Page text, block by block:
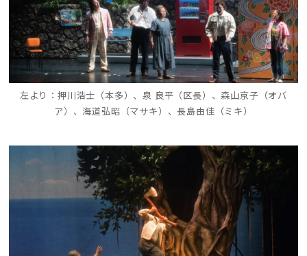
左より：押川浩士（本多）、泉 良平（区長）、森山京子（オバ
ア）、海道弘昭（マサキ）、長島由佳（ミキ）